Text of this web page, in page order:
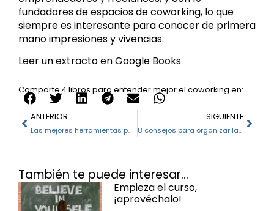
fundadores de espacios de coworking, lo que
siempre es interesante para conocer de primera
mano impresiones y vivencias.
Leer un extracto en Google Books
Comparte 4 libros para entender mejor el coworking en:
ANTERIOR
Las mejores herramientas para trabajar a distancia
SIGUIENTE
8 consejos para organizar la Navidad en un coworking
También te puede interesar...
Empieza el curso,
¡aprovéchalo!